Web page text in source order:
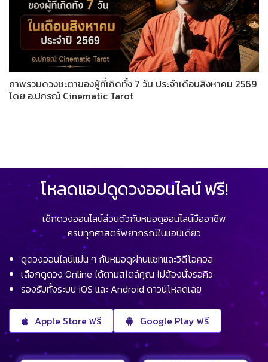
ภาพรวมดวงชะตาของผู้ที่เกิดทั้ง 7 วัน ประจำเดือนสิงหาคม 2569
โดย อ.ปกรณ์ Cinematic Tarot
โหลดแอปดูดวงออนไลน์ ฟรี!
เช็กดวงออนไลน์ส่วนตัวกับหมอดูออนไลน์มืออาชีพ
ครบทุกศาสตร์พยากรณ์ในแอปเดียว
ดูดวงออนไลน์แม่น ๆ กับหมอดูผ่านแชทและวิดีโอคอล
เลือกดูดวง Online ได้ตามสไตล์คุณ ไม่ต้องนั่งรอคิว
รองรับทั้งระบบ iOS และ Android ดาวน์โหลดเลย
Apple Store ฟรี Google Play ฟรี